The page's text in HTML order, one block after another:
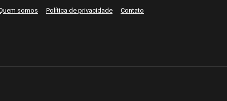
somos Política de privacidade Contato